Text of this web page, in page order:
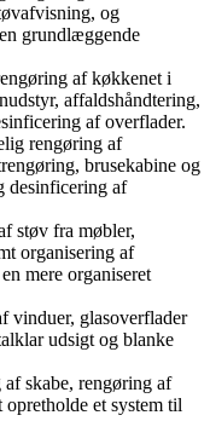
og
grundlæggende
af køkkenet i
affaldshåndtering,
af overflader.
rengøring af
brusekabine og
desinficering af
støv fra møbler,
organisering af
mere organiseret
vinduer, glasoverflader
udsigt og blanke
af skabe, rengøring af
et system til